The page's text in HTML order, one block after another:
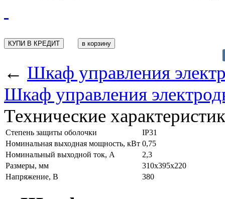
КУПИ В КРЕДИТ
← Шкаф управления
Шкаф управления
Технические
Степень защиты оболочки
IP31
Номинальная выходная мощность, кВт 0,75
Номинальный выходной ток, А
2,3
Размеры, мм
310х395х220
Напряжение, В
380